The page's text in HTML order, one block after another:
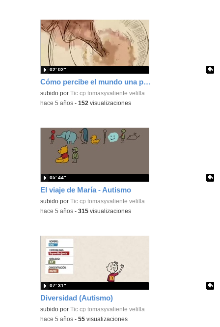
Cómo percibe el mundo una persona con Autismo
Contenido educativo.
subido por Tic cp tomasyvaliente velilla
02′ 02″
-hace 5 años -152 visualizaciones
El viaje de María - Autismo
Contenido educativo.
subido por Tic cp tomasyvaliente velilla
05′ 44″
-hace 5 años -315 visualizaciones
Diversidad (Autismo)
Contenido educativo.
subido por Tic cp tomasyvaliente velilla
07′ 31″
-hace 5 años -55 visualizaciones